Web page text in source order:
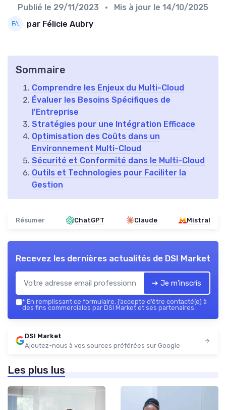
Publié le 29/11/2023 • Mis à jour le 14/10/2025
par Félicie Aubry
Sommaire
Comprendre les Enjeux du Multi-Cloud
Évaluer les Besoins Spécifiques de
l'Entreprise
Stratégies pour une Intégration Efficace
Optimisation des Coûts dans un
Environnement Multi-Cloud
Sécurité et Conformité dans le Multi-Cloud
Outils et Technologies pour Faciliter la
Gestion
Résumer ChatGPT Claude Mistral
Recevez les dernières actualités de DSI Market
➔ Je m'inscris
* En remplissant ce formulaire, j’accepte d’être contacté(e) à
des fins commerciales par DSI Market et ses partenaires.
DSI Market
Ajoutez-nous à vos sources préférées sur Google
Les plus lus